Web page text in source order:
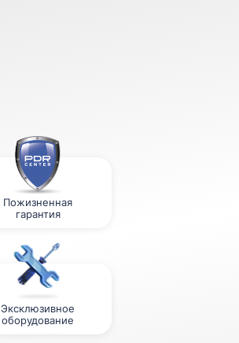
Пожизненная
гарантия
Эксклюзивное
оборудование